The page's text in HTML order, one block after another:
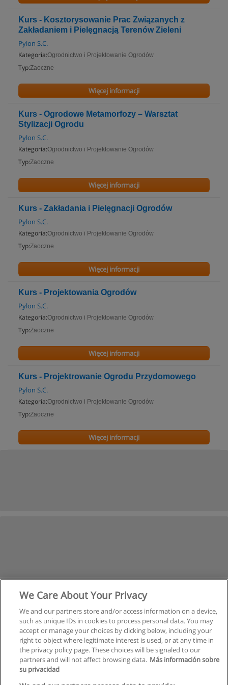
Kurs - Kosztorysowanie Prac Związanych z
Zakładaniem i Pielęgnacją Terenów Zieleni
Pylon S.C.
Kategoria:Ogrodnictwo i Projektowanie Ogrodów
Typ:Zaoczne
Więcej informacji
Kurs - Ogrodowe Metamorfozy – Warsztat
Stylizacji Ogrodu
Pylon S.C.
Kategoria:Ogrodnictwo i Projektowanie Ogrodów
Typ:Zaoczne
Więcej informacji
Kurs - Zakładania i Pielęgnacji Ogrodów
Pylon S.C.
Kategoria:Ogrodnictwo i Projektowanie Ogrodów
Typ:Zaoczne
Więcej informacji
Kurs - Projektowania Ogrodów
Pylon S.C.
Kategoria:Ogrodnictwo i Projektowanie Ogrodów
Typ:Zaoczne
Więcej informacji
Kurs - Projektrowanie Ogrodu Przydomowego
Pylon S.C.
Kategoria:Ogrodnictwo i Projektowanie Ogrodów
Typ:Zaoczne
Więcej informacji
We Care About Your Privacy
We and our partners store and/or access information on a device,
such as unique IDs in cookies to process personal data. You may
accept or manage your choices by clicking below, including your
right to object where legitimate interest is used, or at any time in
the privacy policy page. These choices will be signaled to our
partners and will not affect browsing data. Más información sobre
su privacidad